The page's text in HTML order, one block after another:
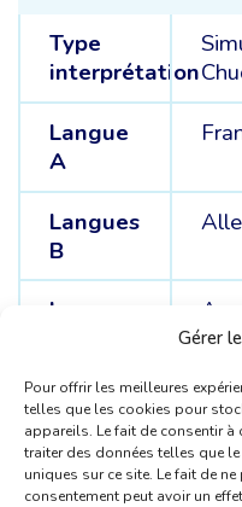
Gérer
Pour offrir les meilleures
telles que les cookies pour
appareils. Le fait de consentir
traiter des données telles que
uniques sur ce site. Le fait de
consentement peut avoir un
Type
interprétation
Langue
A
Langues
B
Langues